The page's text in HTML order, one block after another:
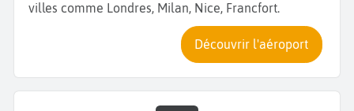
villes comme Londres, Milan, Nice, Francfort.
Découvrir l'aéroport